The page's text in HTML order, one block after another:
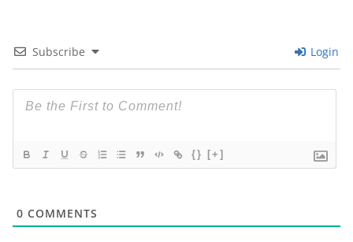
Subscribe Login
{} [+]
0 COMMENTS